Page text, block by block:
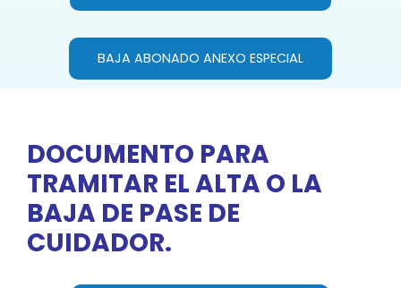
BAJA ABONADO ANEXO ESPECIAL
DOCUMENTO PARA
TRAMITAR EL ALTA O LA
BAJA DE PASE DE
CUIDADOR.